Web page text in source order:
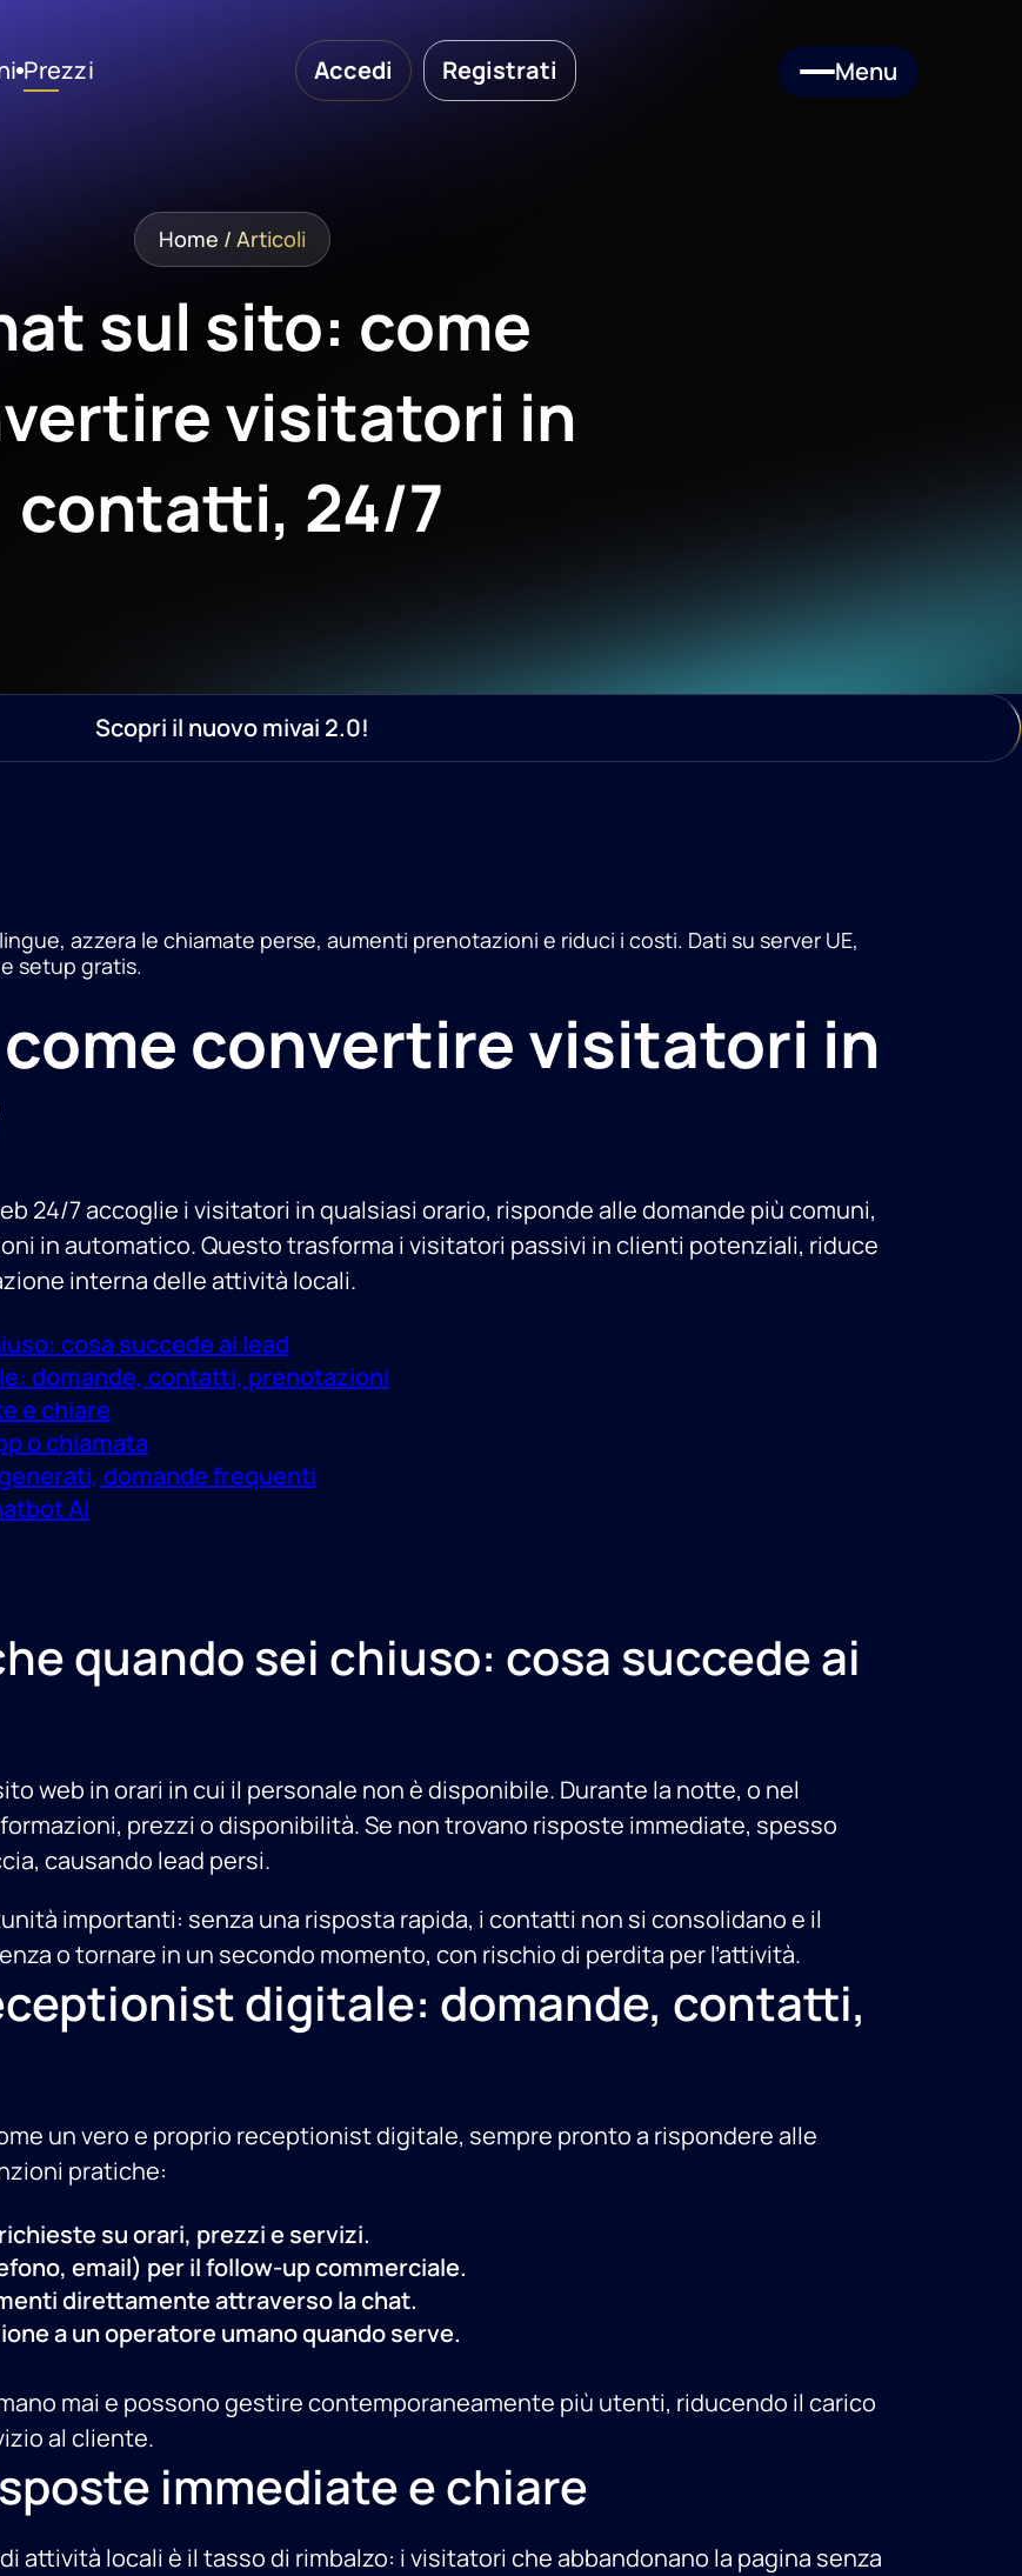
Prezzi Accedi Registrati Menu
Home / Articoli
sul sito: come
visitatori in
contatti, 24/7
Scopri il nuovo mivai 2.0!
azzera le chiamate perse, aumenti prenotazioni e riduci i costi. Dati su server UE,
setup gratis.
convertire visitatori in
24/7 accoglie i visitatori in qualsiasi orario, risponde alle domande più comuni,
in automatico. Questo trasforma i visitatori passivi in clienti potenziali, riduce
interna delle attività locali.
cosa succede ai lead
domande, contatti, prenotazioni
e chiare
o chiamata
domande frequenti
AI
quando sei chiuso: cosa succede ai
web in orari in cui il personale non è disponibile. Durante la notte, o nel
prezzi o disponibilità. Se non trovano risposte immediate, spesso
causando lead persi.
importanti: senza una risposta rapida, i contatti non si consolidano e il
o tornare in un secondo momento, con rischio di perdita per l’attività.
digitale: domande, contatti,
un vero e proprio receptionist digitale, sempre pronto a rispondere alle
pratiche:
su orari, prezzi e servizi.
email) per il follow-up commerciale.
direttamente attraverso la chat.
a un operatore umano quando serve.
mai e possono gestire contemporaneamente più utenti, riducendo il carico
al cliente.
immediate e chiare
attività locali è il tasso di rimbalzo: i visitatori che abbandonano la pagina senza